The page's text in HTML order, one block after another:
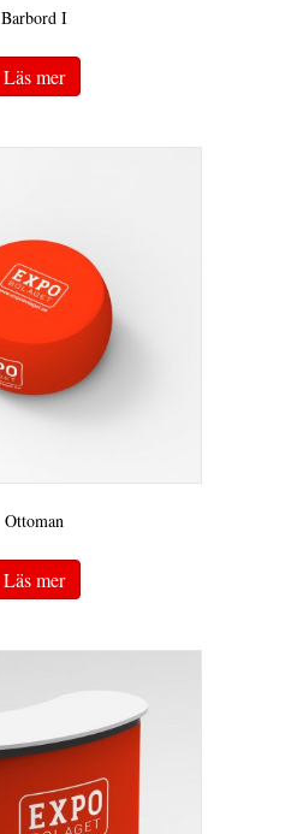
Barbord I
Läs mer
Ottoman
Läs mer